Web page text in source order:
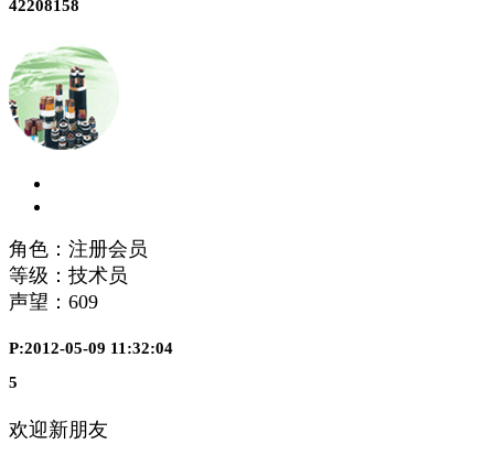
42208158
角色：注册会员
等级：技术员
声望： 609
P:2012-05-09 11:32:04
5
欢迎新朋友